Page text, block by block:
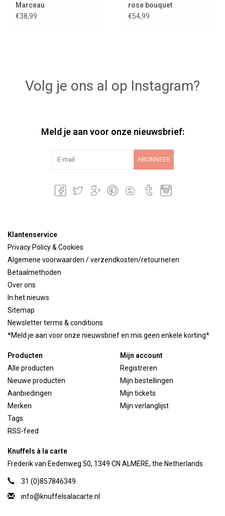
Marceau
€38,99
rose bouquet
€54,99
Volg je ons al op Instagram?
Meld je aan voor onze nieuwsbrief:
ABONNEER
Klantenservice
Privacy Policy & Cookies
Algemene voorwaarden / verzendkosten/retourneren
Betaalmethoden
Over ons
In het nieuws
Sitemap
Newsletter terms & conditions
*Meld je aan voor onze nieuwsbrief en mis geen enkele korting*
Producten
Alle producten
Nieuwe producten
Aanbiedingen
Merken
Tags
RSS-feed
Mijn account
Registreren
Mijn bestellingen
Mijn tickets
Mijn verlanglijst
Knuffels à la carte
Frederik van Eedenweg 50, 1349 CN ALMERE, the Netherlands
31 (0)857846349
info@knuffelsalacarte.nl